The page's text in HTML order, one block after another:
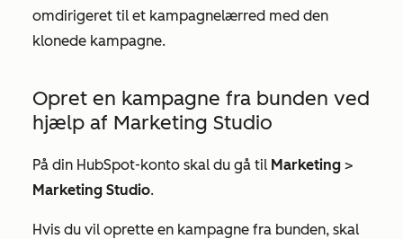
omdirigeret til et kampagnelærred med den
klonede kampagne.
Opret en kampagne fra bunden ved
hjælp af Marketing Studio
På din HubSpot-konto skal du gå til Marketing >
Marketing Studio.
Hvis du vil oprette en kampagne fra bunden, skal